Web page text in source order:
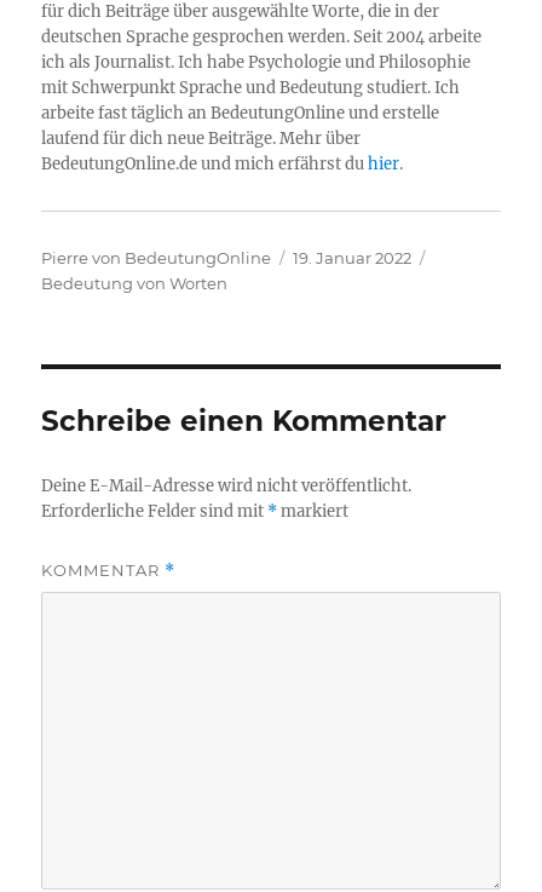
für dich Beiträge über ausgewählte Worte, die in der
deutschen Sprache gesprochen werden. Seit 2004 arbeite
ich als Journalist. Ich habe Psychologie und Philosophie
mit Schwerpunkt Sprache und Bedeutung studiert. Ich
arbeite fast täglich an BedeutungOnline und erstelle
laufend für dich neue Beiträge. Mehr über
BedeutungOnline.de und mich erfährst duhier.
Autor
Pierre von BedeutungOnline
Veröffentlicht
19. Januar 2022
Bedeutung von Worten
Schreibe einen Kommentar
Deine E-Mail-Adresse wird nicht veröffentlicht.
Erforderliche Felder sind mit *markiert
KOMMENTAR *